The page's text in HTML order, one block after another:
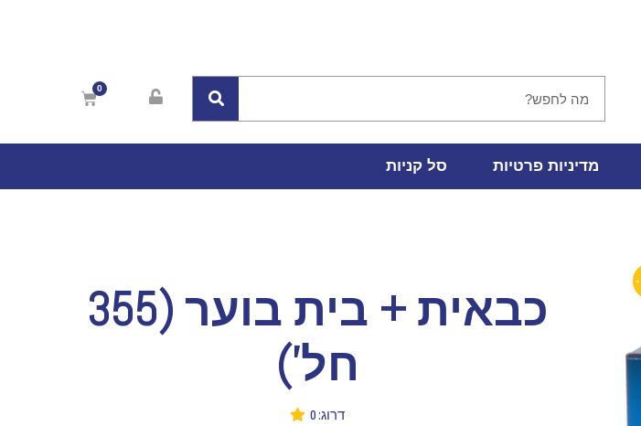
מדיניות פרטיות סל קניות
כבאית + בית בוער (355
חל')
דרוג: 0